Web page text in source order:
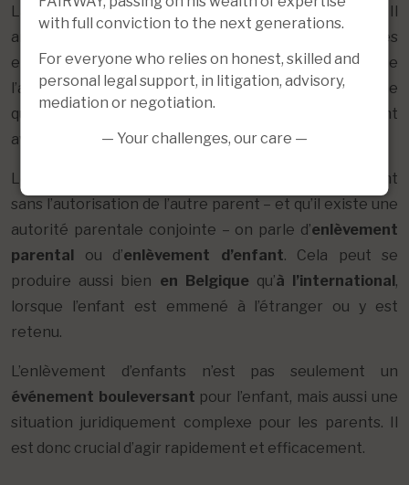
La situation n’est toutefois pas toujours aussi simple. Il
arrive souvent qu’un parent parte en vacances avec les
enfants et ne revienne pas. Ou bien vous craignez que
l’autre parent ne revienne pas. Parfois, il arrive même
que vous ne sachiez pas où se trouve l’autre parent
avec les enfants à un moment donné.
Lorsqu’un des parents emmène ou retient un enfant
sans l’autorisation de l’autre parent – et qu’il existe une
autorité parentale conjointe – on parle d’enlèvement
parental ou d’enlèvement d’enfant. Cela peut se
produire aussi bien en Belgique qu’à l’international,
lorsque l’enfant est emmené à l’étranger ou y est
retenu.
L’enlèvement d’enfants n’est pas seulement un
événement bouleversant pour l’enfant, mais aussi une
situation juridiquement complexe pour les parents. Il
est donc crucial d’agir rapidement et efficacement.
with full conviction to the next generations.
For everyone who relies on honest, skilled and
personal legal support, in litigation, advisory,
mediation or negotiation.
— Your challenges, our care —